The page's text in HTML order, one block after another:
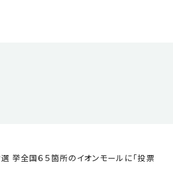
挙全国６５箇所のイオンモールに｢投票